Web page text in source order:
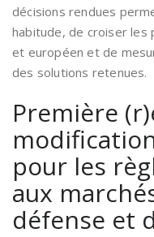
décisions rendues
habitude, de croiser les
et européen et de
des solutions retenues.
Première
pour les
aux
défense et